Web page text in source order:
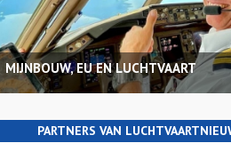
MIJNBOUW, EU EN LUCHTVAART
PARTNERS VAN